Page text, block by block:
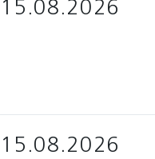
15.08.2026
15.08.2026